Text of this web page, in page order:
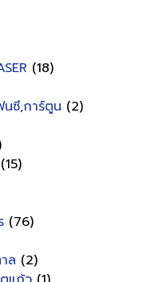
(18)
นซี,การ์ตูน (2)
(15)
(76)
ล (2)